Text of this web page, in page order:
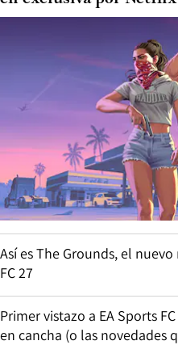
Así es The Grounds, el
FC 27
Primer vistazo a EA Sports
en cancha (o las novedades